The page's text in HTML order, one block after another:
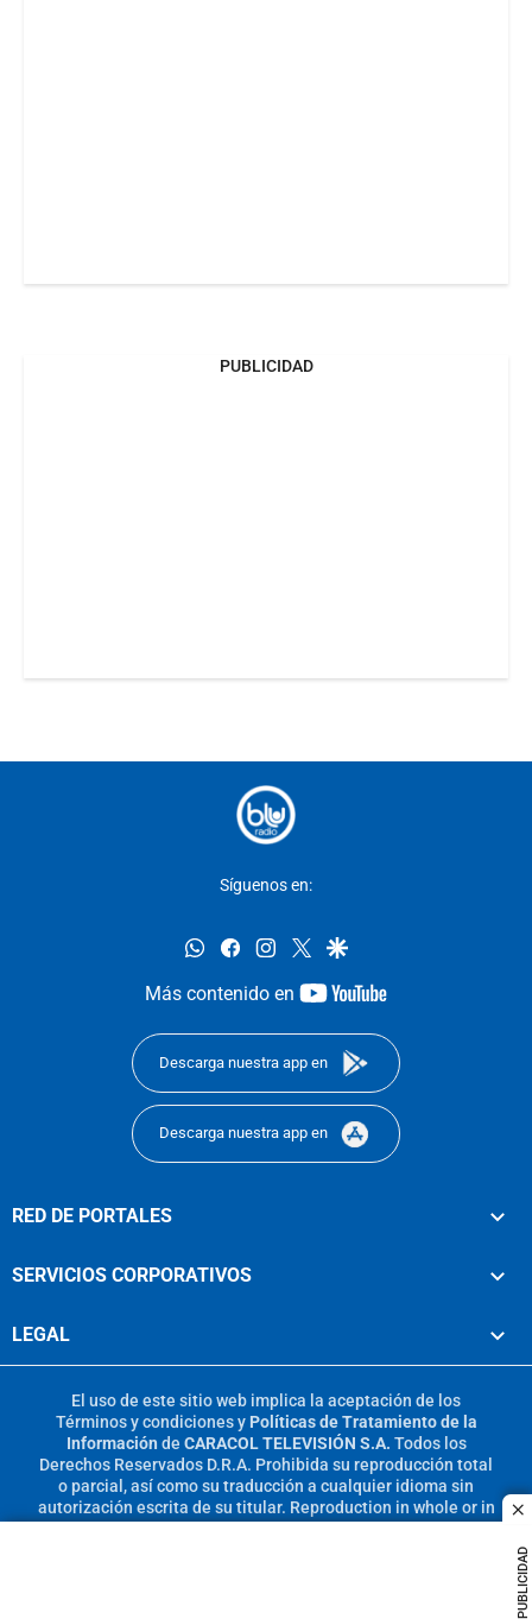
PUBLICIDAD
PUBLICIDAD
Síguenos en:
whatsappfacebookinstagram
twittergoogle
Más contenido en
youtube-
Descarga nuestra app en
Descarga nuestra app en
RED DE PORTALES
SERVICIOS CORPORATIVOS
LEGAL
El uso de este sitio web implica la aceptación de los
Términos y condicionesy Políticas de Tratamiento de la
Información de CARACOL TELEVISIÓN S.A. Todos los
Derechos Reservados D.R.A. Prohibida su reproducción total
o parcial, así como su traducción a cualquier idioma sin
autorización escrita de su titular. Reproduction in whole or in